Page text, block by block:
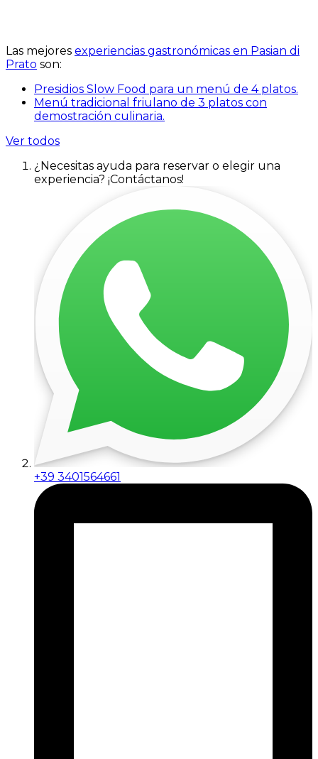
Las mejores experiencias gastronómicas en Pasian di
Prato son:
Presidios Slow Food para un menú de 4 platos.
Menú tradicional friulano de 3 platos con
demostración culinaria.
Ver todos
¿Necesitas ayuda para reservar o elegir una
experiencia? ¡Contáctanos!
+39 3401564661